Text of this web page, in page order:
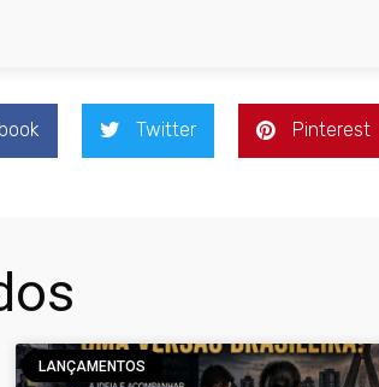
Twitter Pinterest
LANÇAMENTOS